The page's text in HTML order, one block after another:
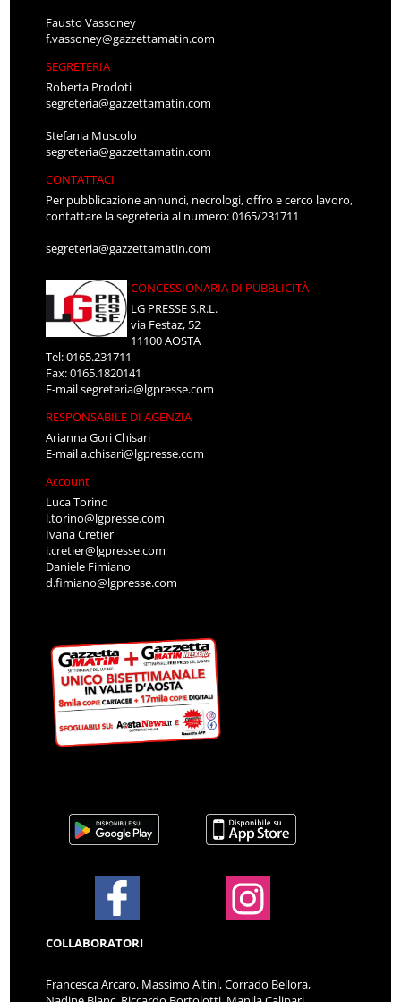
Fausto Vassoney
f.vassoney@gazzettamatin.com
SEGRETERIA
Roberta Prodoti
segreteria@gazzettamatin.com
Stefania Muscolo
segreteria@gazzettamatin.com
CONTATTACI
Per pubblicazione annunci, necrologi, offro e cerco lavoro,
contattare la segreteria al numero: 0165/231711
segreteria@gazzettamatin.com
CONCESSIONARIA DI PUBBLICITÀ
LG PRESSE S.R.L.
via Festaz, 52
11100 AOSTA
Tel: 0165.231711
Fax: 0165.1820141
E-mailsegreteria@lgpresse.com
RESPONSABILE DI AGENZIA
Arianna Gori Chisari
E-maila.chisari@lgpresse.com
Account
Luca Torino
l.torino@lgpresse.com
Ivana Cretier
i.cretier@lgpresse.com
Daniele Fimiano
d.fimiano@lgpresse.com
COLLABORATORI
Francesca Arcaro, Massimo Altini, Corrado Bellora,